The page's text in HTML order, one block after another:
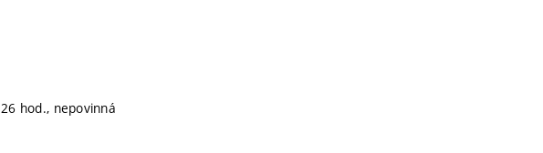
26 hod., nepovinná